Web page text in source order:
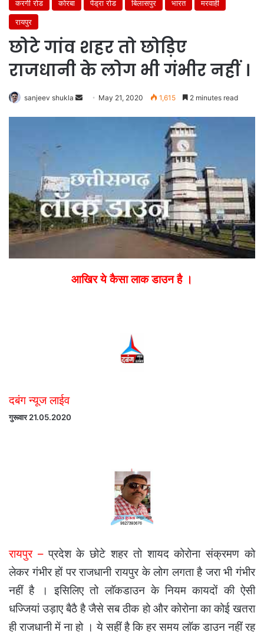
करगी रोड कोरबा पेंड्रा रोड बिलासपुर भारत
मरवाही
रायपुर
छोटे गांव शहर तो छोड़िए
राजधानी के लोग भी गंभीर नहीं ।
sanjeev shukla
Send May 21, 2020 1,615 2 minutes read
आखिर ये कैसा लाक डाउन है ।
दबंग न्यूज लाईव
गुरूवार 21.05.2020
रायपुर –प्रदेश के छोटे शहर तो शायद कोरोना संक्रमण को
लेकर गंभीर हों पर राजधानी रायपुर के लोग लगता है जरा भी गंभीर
नहीं है । इसिलिए तो लाॅकडाउन के नियम कायदों की ऐसी
धज्जियां उड़ाए बैठै है जैसे सब ठीक हो और कोरोना का कोई खतरा
ही राजधानी में ना हो । ये सहीं है कि हर समय लाॅक डाउन नहीं रह